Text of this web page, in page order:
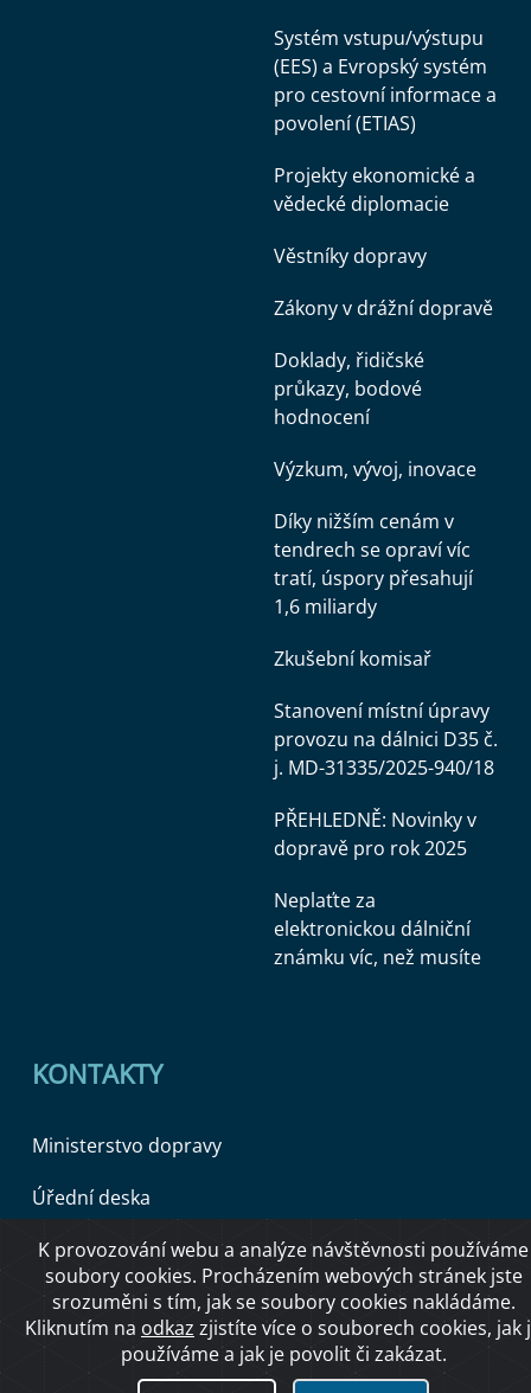
Systém vstupu/výstupu
(EES) a Evropský systém
pro cestovní informace a
povolení (ETIAS)
Projekty ekonomické a
vědecké diplomacie
Věstníky dopravy
Zákony v drážní dopravě
Doklady, řidičské
průkazy, bodové
hodnocení
Výzkum, vývoj, inovace
Díky nižším cenám v
tendrech se opraví víc
tratí, úspory přesahují
1,6 miliardy
Zkušební komisař
Stanovení místní úpravy
provozu na dálnici D35 č.
j. MD-31335/2025-940/18
PŘEHLEDNĚ: Novinky v
dopravě pro rok 2025
Neplaťte za
elektronickou dálniční
známku víc, než musíte
KONTAKTY
Ministerstvo dopravy
Úřední deska
Copyright © 2026 Ministerstvo dopravy ČR
O přístupnosti
K provozování webu a analýze návštěvnosti používáme
soubory cookies. Procházením webových stránek jste
srozuměni s tím, jak se soubory cookies nakládáme.
Kliknutím na odkaz zjistíte více o souborech cookies, jak
používáme a jak je povolit či zakázat.